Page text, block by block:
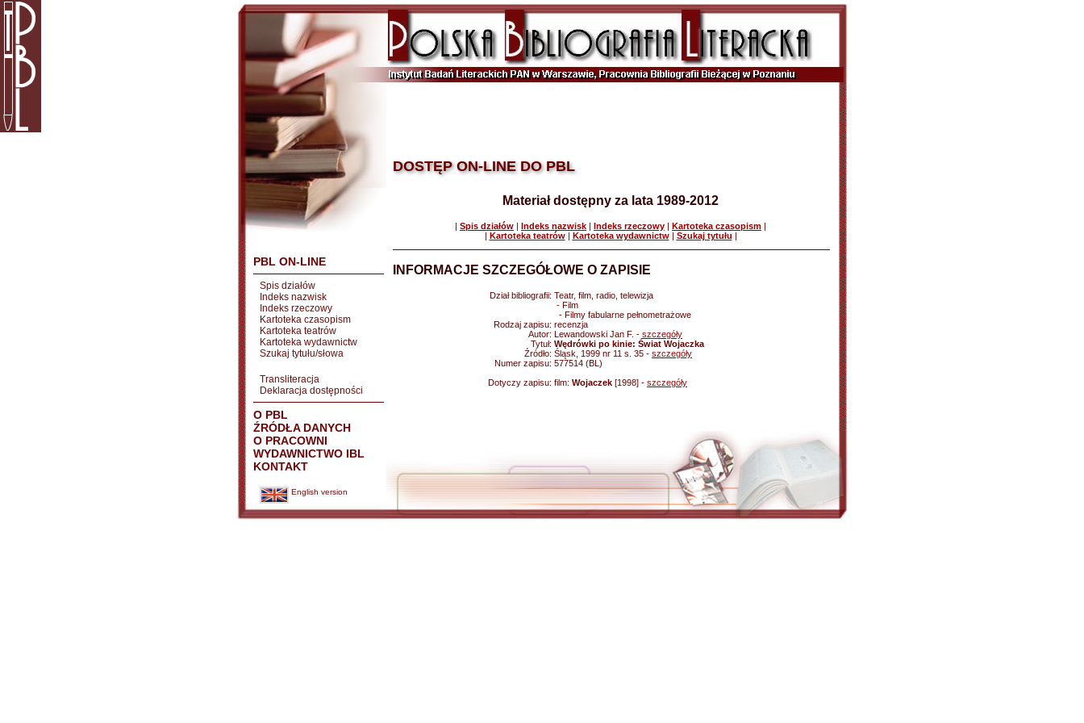
PBL ON-LINE
Spis działów
Indeks nazwisk
Indeks rzeczowy
Kartoteka czasopism
Kartoteka teatrów
Kartoteka wydawnictw
Szukaj tytułu/słowa
Transliteracja
Deklaracja dostępności
O PBL
ŹRÓDŁA DANYCH
O PRACOWNI
WYDAWNICTWO IBL
KONTAKT
English version
DOSTĘP ON-LINE DO PBL
Materiał dostępny za lata 1989-2012
| Spis działów | Indeks nazwisk | Indeks rzeczowy | Kartoteka czasopism |
| Kartoteka teatrów| Kartoteka wydawnictw| Szukaj tytułu |
INFORMACJE SZCZEGÓŁOWE O ZAPISIE
Dział bibliografii: Teatr, film, radio, telewizja
- Film
- Filmy fabularne pełnometrażowe
Rodzaj zapisu: recenzja
Autor: Lewandowski Jan F. - szczegóły
Tytuł: Wędrówki po kinie: Świat Wojaczka
Źródło: Śląsk, 1999 nr 11 s. 35 - szczegóły
Numer zapisu: 577514 (BL)
Dotyczy zapisu: film: Wojaczek [1998] - szczegóły